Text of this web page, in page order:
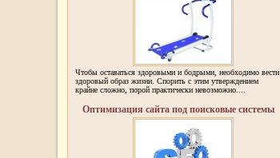
Чтобы оставаться здоровыми и бодрыми, необходимо вести
здоровый образ жизни. Спорить с этим утверждением
крайне сложно, порой практически невозможно....
Оптимизация сайта под поисковые системы